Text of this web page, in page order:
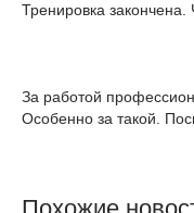
Тренировка
За работой
Особенно за такой.